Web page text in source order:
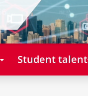
Student talent